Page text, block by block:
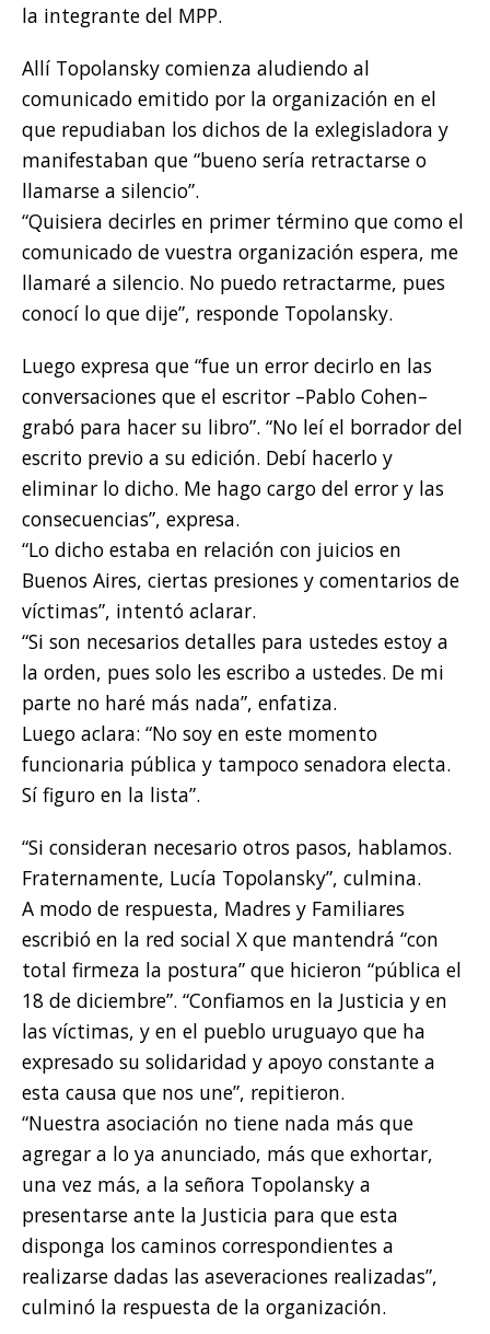
la integrante del MPP.
Allí Topolansky comienza aludiendo al
comunicado emitido por la organización en el
que repudiaban los dichos de la exlegisladora y
manifestaban que “bueno sería retractarse o
llamarse a silencio”.
“Quisiera decirles en primer término que como el
comunicado de vuestra organización espera, me
llamaré a silencio. No puedo retractarme, pues
conocí lo que dije”, responde Topolansky.
Luego expresa que “fue un error decirlo en las
conversaciones que el escritor –Pablo Cohen–
grabó para hacer su libro”. “No leí el borrador del
escrito previo a su edición. Debí hacerlo y
eliminar lo dicho. Me hago cargo del error y las
consecuencias”, expresa.
“Lo dicho estaba en relación con juicios en
Buenos Aires, ciertas presiones y comentarios de
víctimas”, intentó aclarar.
“Si son necesarios detalles para ustedes estoy a
la orden, pues solo les escribo a ustedes. De mi
parte no haré más nada”, enfatiza.
Luego aclara: “No soy en este momento
funcionaria pública y tampoco senadora electa.
Sí figuro en la lista”.
“Si consideran necesario otros pasos, hablamos.
Fraternamente, Lucía Topolansky”, culmina.
A modo de respuesta, Madres y Familiares
escribió en la red social X que mantendrá “con
total firmeza la postura” que hicieron “pública el
18 de diciembre”. “Confiamos en la Justicia y en
las víctimas, y en el pueblo uruguayo que ha
expresado su solidaridad y apoyo constante a
esta causa que nos une”, repitieron.
“Nuestra asociación no tiene nada más que
agregar a lo ya anunciado, más que exhortar,
una vez más, a la señora Topolansky a
presentarse ante la Justicia para que esta
disponga los caminos correspondientes a
realizarse dadas las aseveraciones realizadas”,
culminó la respuesta de la organización.